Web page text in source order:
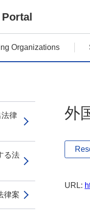
Portal
Organizations
律
る法
律案
外
URL: